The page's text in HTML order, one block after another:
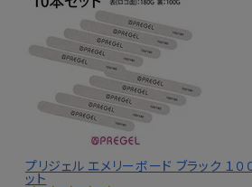
プリジェル エメリーボード ブラック １０
ット